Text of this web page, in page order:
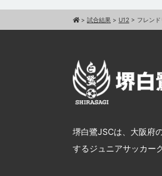
> 試合結果 > U12 > フレン
堺白鷺JSCは、大阪府
するジュニアサッカー